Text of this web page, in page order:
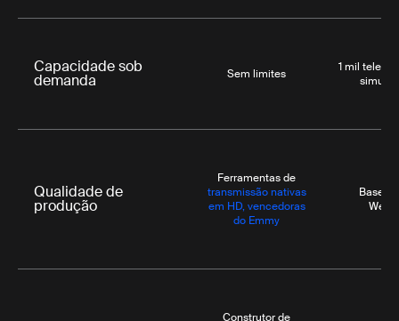
Capacidade sob
demanda Sem limites
1 mil
Qualidade de
produção
Ferramentas de
transmissão nativas
em HD, vencedoras
do Emmy
Construtor de